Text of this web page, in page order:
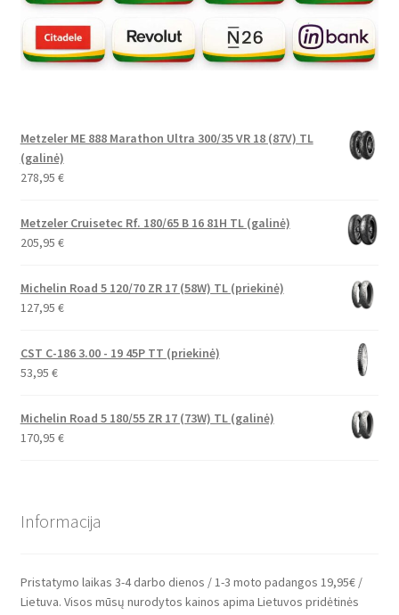
Metzeler ME 888 Marathon Ultra 300/35 VR 18 (87V) TL
(galinė)
278,95 €
Metzeler Cruisetec Rf. 180/65 B 16 81H TL (galinė)
205,95 €
Michelin Road 5 120/70 ZR 17 (58W) TL (priekinė)
127,95 €
CST C-186 3.00 - 19 45P TT (priekinė)
53,95 €
Michelin Road 5 180/55 ZR 17 (73W) TL (galinė)
170,95 €
Informacija
Pristatymo laikas 3-4 darbo dienos / 1-3 moto padangos 19,95€ /
Lietuva. Visos mūsų nurodytos kainos apima Lietuvos pridėtinės